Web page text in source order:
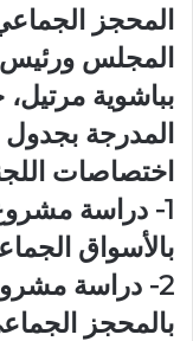
المحجز
المجلس
بباشوية
المدرجة
اختصاصات
1- دراسة
بالأسواق
2- دراسة
بالمحجز